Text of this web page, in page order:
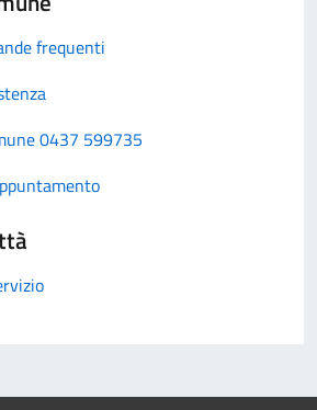
frequenti
0437 599735